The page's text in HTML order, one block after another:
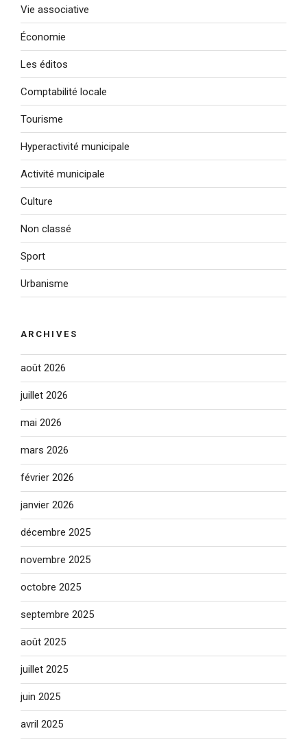
Vie associative
Économie
Les éditos
Comptabilité locale
Tourisme
Hyperactivité municipale
Activité municipale
Culture
Non classé
Sport
Urbanisme
ARCHIVES
août 2026
juillet 2026
mai 2026
mars 2026
février 2026
janvier 2026
décembre 2025
novembre 2025
octobre 2025
septembre 2025
août 2025
juillet 2025
juin 2025
avril 2025